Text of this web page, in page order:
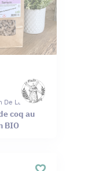
De Launay
coq au
BIO